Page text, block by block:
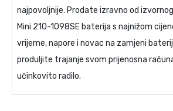
najpovoljnije. Prodate izravno od
Mini 210-1098SE baterija s najnižom
vrijeme, napore i novac na zamjeni
produljite trajanje svom prijenosna
učinkovito radilo.